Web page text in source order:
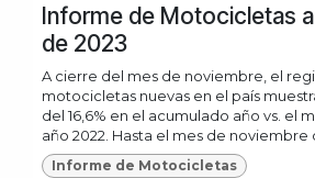
Informe de Motocicletas
de 2023
A cierre del mes de noviembre, el
motocicletas nuevas en el país
del 16,6% en el acumulado año vs. el
año 2022. Hasta el mes de noviembre
Informe de Motocicletas